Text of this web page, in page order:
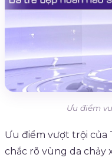
Ưu điểm
Ưu điểm vượt trội của
chắc rõ vùng da chảy